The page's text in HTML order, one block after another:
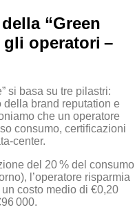
“Green
operatori –
si basa su tre pilastri:
brand reputation e
che un operatore
consumo, certificazioni
del 20 % del consumo
l’operatore risparmia
costo medio di €0,20
000.